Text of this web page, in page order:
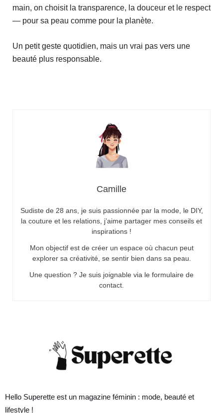
main, on choisit la transparence, la douceur et le respect
— pour sa peau comme pour la planète.
Un petit geste quotidien, mais un vrai pas vers une
beauté plus responsable.
Camille
Sudiste de 28 ans, je suis passionnée par la mode, le DIY,
la couture et les relations, j’aime partager mes conseils et
inspirations !
Mon objectif est de créer un espace où chacun peut
explorer sa créativité, se sentir bien dans sa peau.
Une question ? Je suis joignable via le formulaire de
contact.
Hello Superette est un magazine féminin : mode, beauté et
lifestyle !